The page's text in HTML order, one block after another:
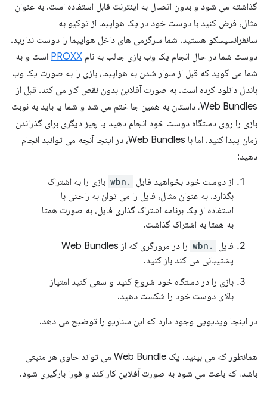
گذاشته می شود و بدون اتصال به اینترنت قابل استفاده است. به عنوان
مثال، فرض کنید با دوست خود در یک هواپیما از توکیو به
سانفرانسیسکو هستید. شما سرگرمی های داخل هواپیما را دوست ندارید.
دوست شما در حال انجام یک وب بازی جالب به نام PROXX است و به
شما می گوید که قبل از سوار شدن به هواپیما، بازی را به صورت یک وب
باندل دانلود کرده است. به صورت آفلاین بدون نقص کار می کند. قبل از
Web Bundles، داستان به همین جا ختم می شد و شما یا باید به نوبت
بازی را روی دستگاه دوست خود انجام دهید یا چیز دیگری برای گذراندن
زمان پیدا کنید. اما با Web Bundles، در اینجا آنچه می توانید انجام
دهید:
از دوست خود بخواهید فایل .wbn
بازی را به اشتراک
بگذارد. به عنوان مثال، فایل را می توان به راحتی با
استفاده از یک برنامه اشتراک گذاری فایل، به صورت همتا
به همتا به اشتراک گذاشت.
فایل
.wbn
را در مرورگری که از Web Bundles
پشتیبانی می کند باز کنید.
بازی را در دستگاه خود شروع کنید و سعی کنید امتیاز
بالای دوست خود را شکست دهید.
در اینجا ویدیویی وجود دارد که این سناریو را توضیح می دهد.
همانطور که می بینید، یک Web Bundle می تواند حاوی هر منبعی
باشد، که باعث می شود به صورت آفلاین کار کند و فورا بارگیری شود.